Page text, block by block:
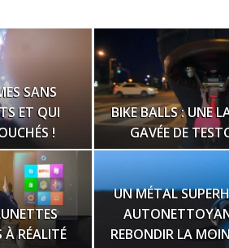
SANS
ET QUI
!
BIKE BALLS : UNE
GAVÉE DE
RÉALITÉ
UN MÉTAL
REBONDIR LA